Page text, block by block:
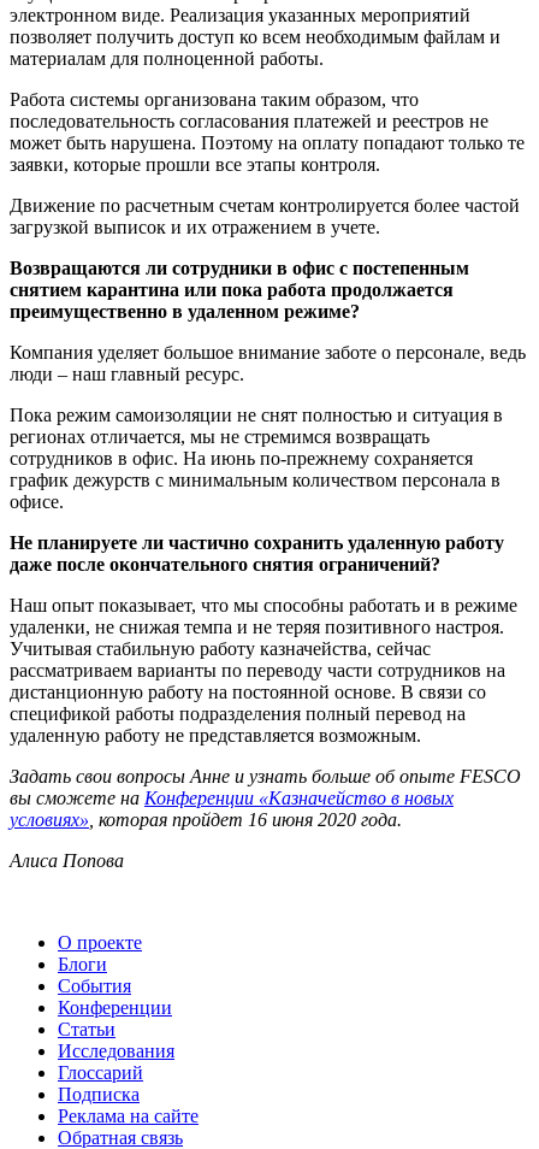
электронном виде. Реализация указанных мероприятий
позволяет получить доступ ко всем необходимым файлам и
материалам для полноценной работы.
Работа системы организована таким образом, что
последовательность согласования платежей и реестров не
может быть нарушена. Поэтому на оплату попадают только те
заявки, которые прошли все этапы контроля.
Движение по расчетным счетам контролируется более частой
загрузкой выписок и их отражением в учете.
Возвращаются ли сотрудники в офис с постепенным
снятием карантина или пока работа продолжается
преимущественно в удаленном режиме?
Компания уделяет большое внимание заботе о персонале, ведь
люди – наш главный ресурс.
Пока режим самоизоляции не снят полностью и ситуация в
регионах отличается, мы не стремимся возвращать
сотрудников в офис. На июнь по-прежнему сохраняется
график дежурств с минимальным количеством персонала в
офисе.
Не планируете ли частично сохранить удаленную работу
даже после окончательного снятия ограничений?
Наш опыт показывает, что мы способны работать и в режиме
удаленки, не снижая темпа и не теряя позитивного настроя.
Учитывая стабильную работу казначейства, сейчас
рассматриваем варианты по переводу части сотрудников на
дистанционную работу на постоянной основе. В связи со
спецификой работы подразделения полный перевод на
удаленную работу не представляется возможным.
Задать свои вопросы Анне и узнать больше об опыте FESCO
вы сможете на Конференции «Казначейство в новых
условиях» , которая пройдет 16 июня 2020 года.
Алиса Попова
О проекте
Блоги
События
Конференции
Статьи
Исследования
Глоссарий
Подписка
Реклама на сайте
Обратная связь